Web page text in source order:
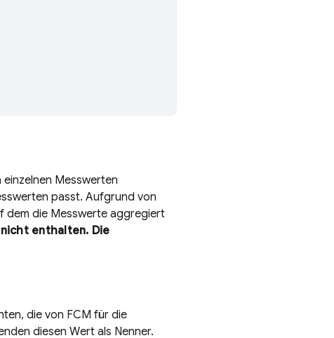
Messwerten
passt. Aufgrund von
dem die Messwerte aggregiert
enthalten. Die
die von FCM für die
diesen Wert als Nenner.